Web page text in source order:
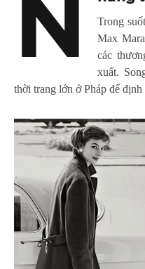
N
Trong
Max
các
xuất.
thời trang lớn ở Pháp để